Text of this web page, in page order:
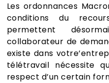
Les ordonnances
conditions du
permettent
collaborateur de
existe dans
télétravail nécessite
respect d’un certain